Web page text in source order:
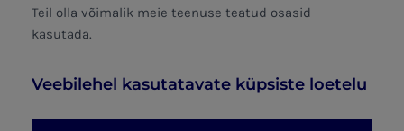
Teil olla võimalik meie teenuse teatud osasid
kasutada.
Veebilehel kasutatavate küpsiste loetelu